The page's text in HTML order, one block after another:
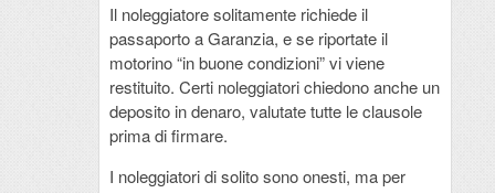
Il noleggiatore solitamente richiede il
passaporto a Garanzia, e se riportate il
motorino “in buone condizioni” vi viene
restituito. Certi noleggiatori chiedono anche un
deposito in denaro, valutate tutte le clausole
prima di firmare.
I noleggiatori di solito sono onesti, ma per